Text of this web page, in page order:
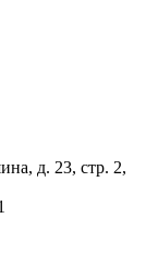
д. 23, стр. 2,